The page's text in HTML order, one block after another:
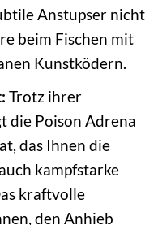
Anstupser nicht
beim Fischen mit
Kunstködern.
Trotz ihrer
die Poison Adrena
das Ihnen die
kampfstarke
kraftvolle
den Anhieb